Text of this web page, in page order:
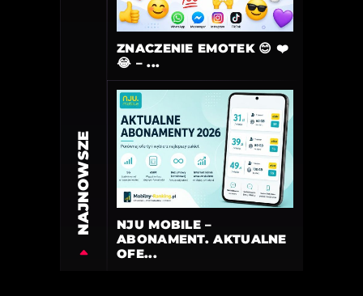
NAJNOWSZE
ZNACZENIE EMOTEK 😊 ❤️
😂 – ...
NJU MOBILE –
ABONAMENT. AKTUALNE
OFE...